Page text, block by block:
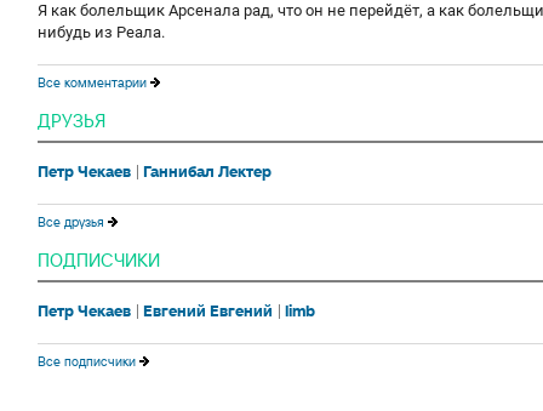
Я как болельщик Арсенала рад, что он не перейдёт, а как
нибудь из Реала.
Все комментарии
ДРУЗЬЯ
Петр Чекаев Ганнибал Лектер
Все друзья
ПОДПИСЧИКИ
Петр Чекаев Евгений Евгений limb
Все подписчики